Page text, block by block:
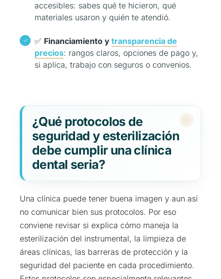
accesibles: sabes qué te hicieron, qué
materiales usaron y quién te atendió.
✅ Financiamiento y transparencia de
precios: rangos claros, opciones de pago y,
si aplica, trabajo con seguros o convenios.
¿Qué protocolos de
seguridad y esterilización
debe cumplir una clínica
dental seria?
Una clínica puede tener buena imagen y aun así
no comunicar bien sus protocolos. Por eso
conviene revisar si explica cómo maneja la
esterilización del instrumental, la limpieza de
áreas clínicas, las barreras de protección y la
seguridad del paciente en cada procedimiento.